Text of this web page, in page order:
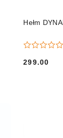
Hełm
Cena:
299.00